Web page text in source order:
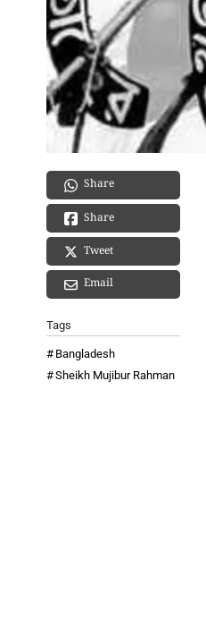
Share
Share
Tweet
Email
Tags
Bangladesh
Sheikh Mujibur Rahman